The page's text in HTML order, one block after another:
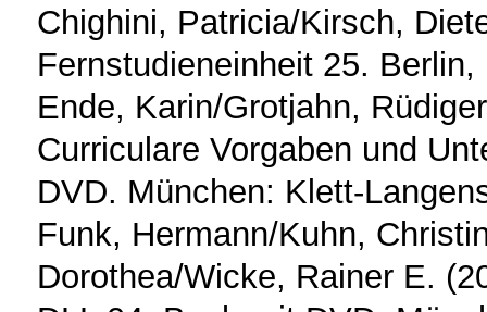
Chighini, Patricia/Kirsch,
Fernstudieneinheit 25.
Ende, Karin/Grotjahn,
Curriculare Vorgaben und
DVD. München: Klett-
Funk, Hermann/Kuhn,
Dorothea/Wicke, Rainer E.